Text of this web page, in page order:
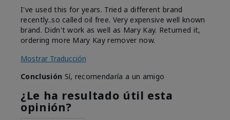
I've used this for years. Tried a different brand
recently..so called oil free. Very expensive well known
brand. Didn't work as well as Mary Kay. Returned it,
ordering more Mary Kay remover now.
Mostrar Traducción
Conclusión Sí, recomendaría a un amigo
¿Le ha resultado útil esta
opinión?